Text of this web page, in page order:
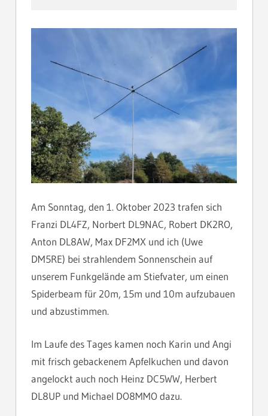
Am Sonntag, den 1. Oktober 2023 trafen sich
Franzi DL4FZ, Norbert DL9NAC, Robert DK2RO,
Anton DL8AW, Max DF2MX und ich (Uwe
DM5RE) bei strahlendem Sonnenschein auf
unserem Funkgelände am Stiefvater, um einen
Spiderbeam für 20m, 15m und 10m aufzubauen
und abzustimmen.
Im Laufe des Tages kamen noch Karin und Angi
mit frisch gebackenem Apfelkuchen und davon
angelockt auch noch Heinz DC5WW, Herbert
DL8UP und Michael DO8MMO dazu.